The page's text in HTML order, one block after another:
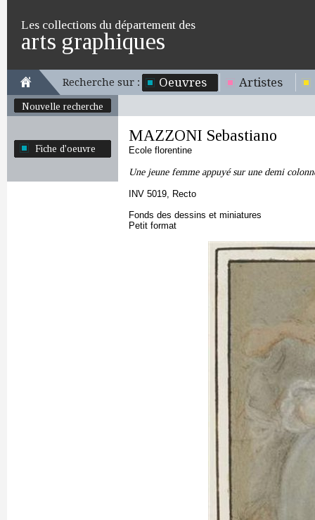
Les collections du département des
arts graphiques
Recherche sur : Oeuvres Artistes
Nouvelle recherche
Fiche d'oeuvre
MAZZONI Sebastiano
Ecole florentine
Une jeune femme appuyé sur une demi
INV 5019, Recto
Fonds des dessins et miniatures
Petit format